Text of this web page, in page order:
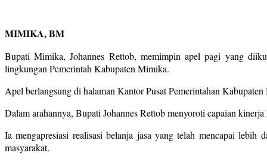
MIMIKA, BM
Bupati Mimika, Johannes Rettob, memimpin apel pagi yang
lingkungan Pemerintah Kabupaten Mimika.
Apel berlangsung di halaman Kantor Pusat Pemerintahan
Dalam arahannya, Bupati Johannes Rettob menyoroti capaian
Ia mengapresiasi realisasi belanja jasa yang telah mencapai lebih
masyarakat.